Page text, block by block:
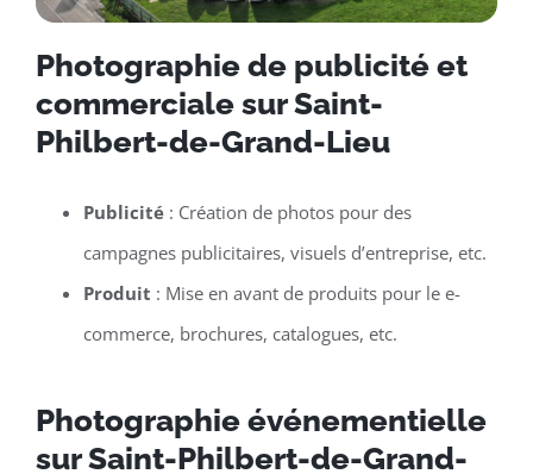
Photographie de publicité et
commerciale sur Saint-
Philbert-de-Grand-Lieu
Publicité: Création de photos pour des
campagnes publicitaires, visuels d’entreprise, etc.
Produit : Mise en avant de produits pour le e-
commerce, brochures, catalogues, etc.
Photographie événementielle
sur Saint-Philbert-de-Grand-